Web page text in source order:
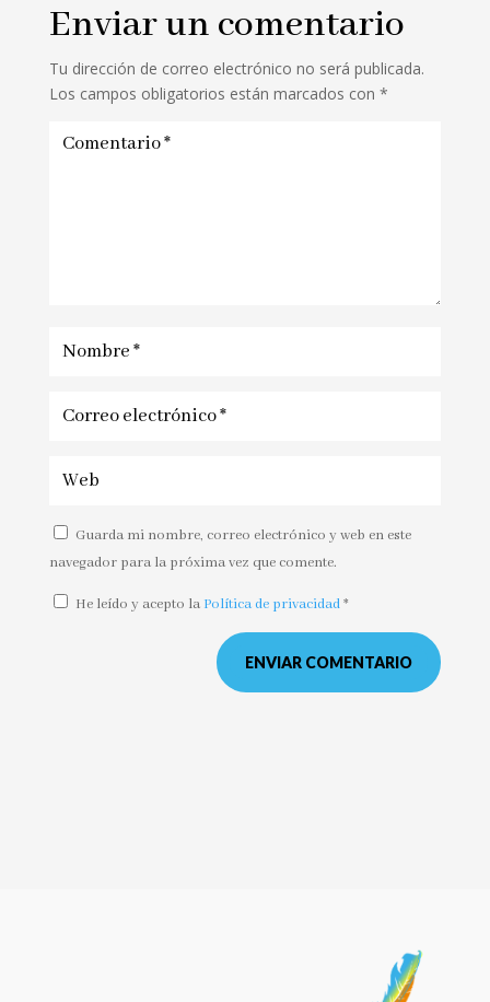
Enviar un comentario
Tu dirección de correo electrónico no será publicada.
Los campos obligatorios están marcados con *
Guarda mi nombre, correo electrónico y web en este
navegador para la próxima vez que comente.
He leído y acepto la Política de privacidad*
ENVIAR COMENTARIO